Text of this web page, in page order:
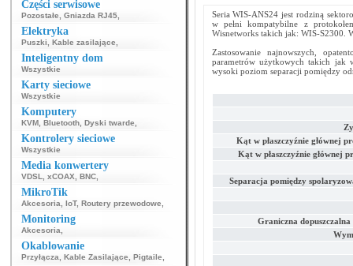
Części serwisowe
Pozostałe Gniazda RJ45
Elektryka
Puszki Kable zasilające
Inteligentny dom
Wszystkie
Karty sieciowe
Wszystkie
Komputery
KVM Bluetooth Dyski twarde
Kontrolery sieciowe
Wszystkie
Media konwertery
VDSL xCOAX BNC
MikroTik
Akcesoria IoT, Routery przewodowe
Monitoring
Akcesoria
Okablowanie
Przyłącza Kable Zasilające Pigtaile
Seria WIS-ANS24 jest rodziną
w pełni kompatybilne z
Wisnetworks takich jak: WIS-S2300.
Zastosowanie najnowszych,
parametrów użytkowych takich jak
wysoki poziom separacji pomiędzy
Kąt w płaszczyźnie głównej
Kąt w płaszczyźnie głównej
Separacja pomiędzy
Graniczna